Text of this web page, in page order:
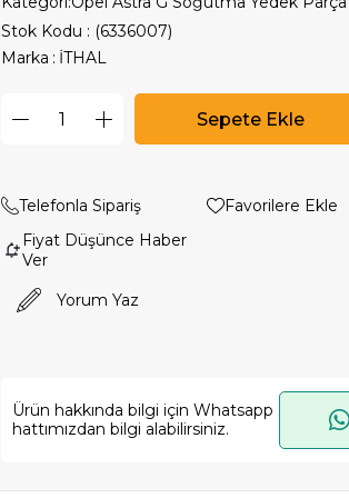
Stok Kodu
(6336007)
Marka : İTHAL
Telefonla Sipariş Favorilere Ekle
Fiyat Düşünce Haber
Ver
Yorum Yaz
Ürün hakkında bilgi için Whatsapp
hattımızdan bilgi alabilirsiniz.